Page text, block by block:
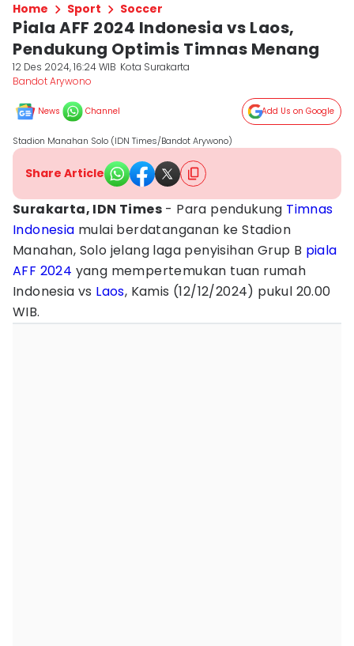
Home Sport Soccer
Piala AFF 2024 Indonesia vs Laos,
Pendukung Optimis Timnas Menang
12 Des 2024, 16:24 WIB Kota Surakarta
Bandot Arywono
News Channel Add Us on Google
Stadion Manahan Solo (IDN Times/Bandot Arywono)
Share Article
Surakarta, IDN Times - Para pendukung Timnas
Indonesia mulai berdatanganan ke Stadion
Manahan, Solo jelang laga penyisihan Grup B piala
AFF 2024 yang mempertemukan tuan rumah
Indonesia vs Laos, Kamis (12/12/2024) pukul 20.00
WIB.